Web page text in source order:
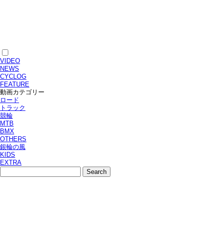
VIDEO
NEWS
CYCLOG
FEATURE
動画カテゴリー
ロード
トラック
競輪
MTB
BMX
OTHERS
銀輪の風
KIDS
EXTRA